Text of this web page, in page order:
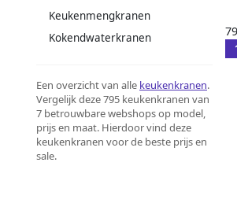
Keukenmengkranen
Kokendwaterkranen
Een overzicht van alle keukenkranen.
Vergelijk deze 795 keukenkranen van
7 betrouwbare webshops op model,
prijs en maat. Hierdoor vind deze
keukenkranen voor de beste prijs en
sale.